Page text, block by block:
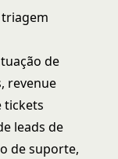
de
revenue
tickets
leads de
de suporte,